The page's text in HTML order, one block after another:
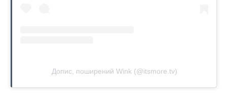
Допис, поширений Wink (@itsmore.tv)